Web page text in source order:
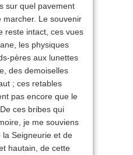
sur quel pavement
marcher. Le souvenir
reste intact, ces vues
les physiques
pères aux lunettes
des demoiselles
; ces retables
pas encore que le
ces bribes qui
je me souviens
Seigneurie et de
hautain, de cette